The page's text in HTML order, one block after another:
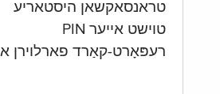
טראנסאקשאן היסטאריע
טוישט אייער PIN
רעפּאָרט-קאַרד פארלוירן